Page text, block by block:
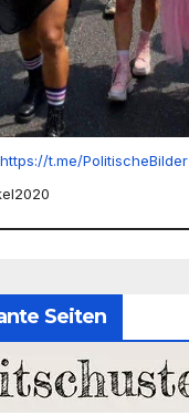
https://t.me/PolitischeBilder
Seiten